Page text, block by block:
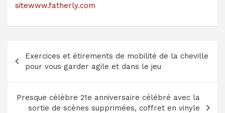
sitewww.fatherly.com
Navigation
de
l’article
Exercices et étirements de mobilité de la cheville
pour vous garder agile et dans le jeu
Presque célèbre 21e anniversaire célébré avec la
sortie de scènes supprimées, coffret en vinyle